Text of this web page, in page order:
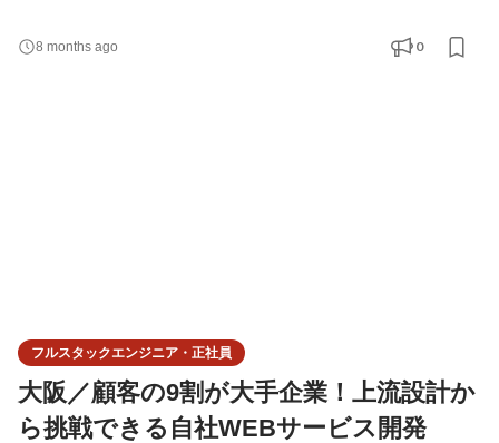
む・・・ こうしたルールに沿った作業や、パターンをなぞる業務
など “決められた答えを形にする仕事”は、AIがどんどん得意にな
8 months ago 0
フルスタックエンジニア・正社員
大阪／顧客の9割が大手企業！上流設計か
ら挑戦できる自社WEBサービス開発